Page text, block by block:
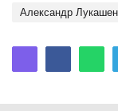
Александр